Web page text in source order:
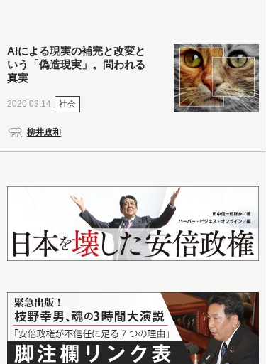
AIによる現実の補完と改変と
いう「偽造現実」。問われる
真実
2020.03.14 社会
柳井政和